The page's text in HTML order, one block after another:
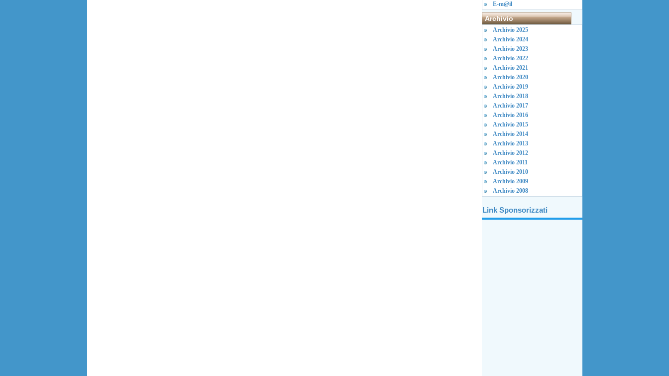
E-m@il
Archivio
Archivio 2025
Archivio 2024
Archivio 2023
Archivio 2022
Archivio 2021
Archivio 2020
Archivio 2019
Archivio 2018
Archivio 2017
Archivio 2016
Archivio 2015
Archivio 2014
Archivio 2013
Archivio 2012
Archivio 2011
Archivio 2010
Archivio 2009
Archivio 2008
Link Sponsorizzati